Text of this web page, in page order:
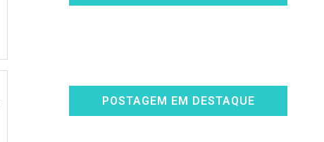
POSTAGEM EM DESTAQUE